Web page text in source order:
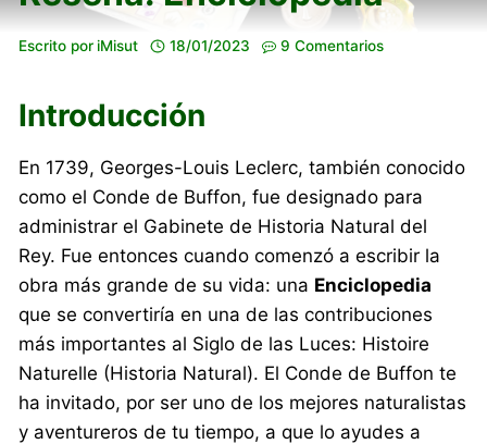
Escrito por iMisut 18/01/2023 9 Comentarios
Introducción
En 1739, Georges-Louis Leclerc, también conocido
como el Conde de Buffon, fue designado para
administrar el Gabinete de Historia Natural del
Rey. Fue entonces cuando comenzó a escribir la
obra más grande de su vida: una Enciclopedia
que se convertiría en una de las contribuciones
más importantes al Siglo de las Luces: Histoire
Naturelle (Historia Natural). El Conde de Buffon te
ha invitado, por ser uno de los mejores naturalistas
y aventureros de tu tiempo, a que lo ayudes a